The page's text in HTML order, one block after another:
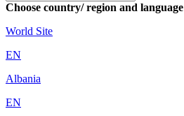
Choose country/ region and language
World Site
EN
Albania
EN